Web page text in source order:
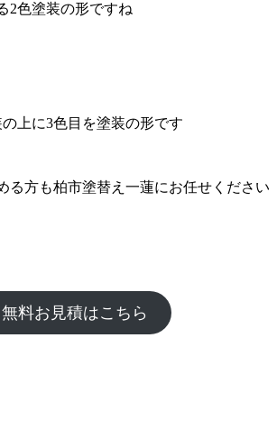
2色塗装の形ですね
上に3色目を塗装の形です
る方も柏市塗替え一蓮にお任せください
無料お見積はこちら